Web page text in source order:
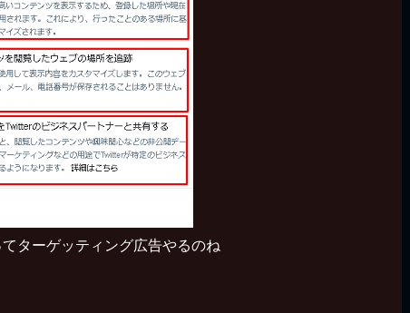
ターゲッティング広告やるのね